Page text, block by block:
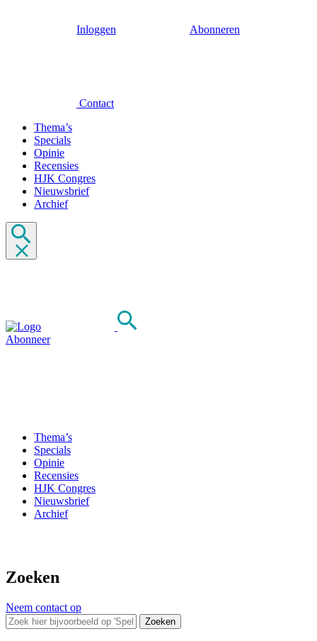
Inloggen Abonneren
Contact
Thema’s
Specials
Opinie
Recensies
HJK Congres
Nieuwsbrief
Archief
Abonneer
Thema’s
Specials
Opinie
Recensies
HJK Congres
Nieuwsbrief
Archief
Zoeken
Neem contact op
Zoeken